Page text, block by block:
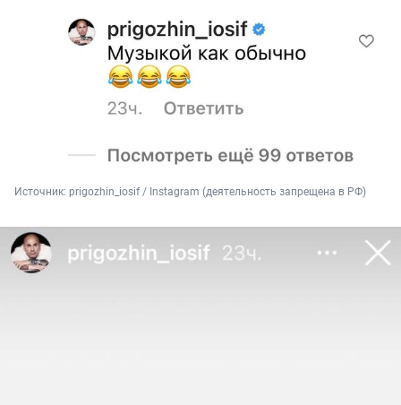
Источник: prigozhin_iosif / Instagram (деятельность запрещена в РФ)